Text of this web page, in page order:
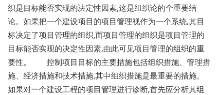
织是目标能否实现的决定性因素,这是组织论的个重要结
论。如果把一个建设项目的项目管理视作为一个系统,其目
标决定了项目管理的组织,而项目管理的组织是项目管理的
目标能否实现的决定性因素,由此可见项目管理的组织的重
要性。 控制项目目标的主要措施包括组织措施、管理措
施、经济措施和技术措施,其中组织措施是最重要的措施。
如果对一个建设工程的项目管理进行诊断,首先应分析其组